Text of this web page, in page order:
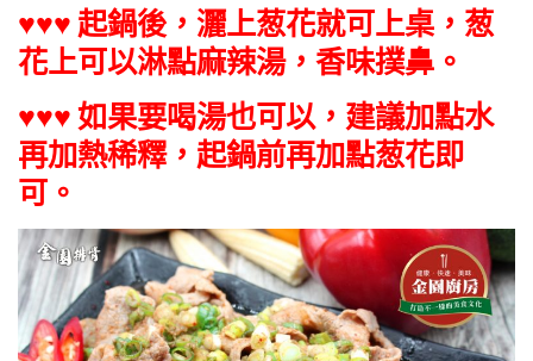
♥♥♥ 起鍋後，灑上葱花就可上桌，葱
花上可以淋點麻辣湯，香味撲鼻。
♥♥♥ 如果要喝湯也可以，建議加點水
再加熱稀釋，起鍋前再加點葱花即
可。